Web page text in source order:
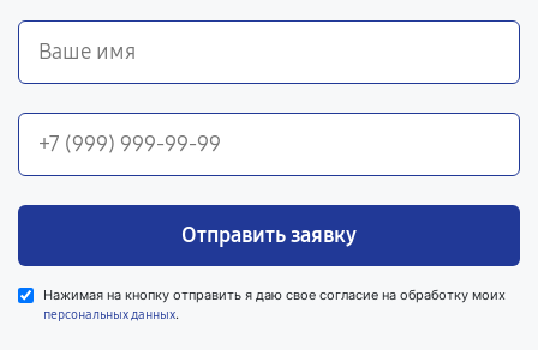
Отправить заявку
Нажимая на кнопку отправить я даю свое согласие на обработку моих
персональных данных.